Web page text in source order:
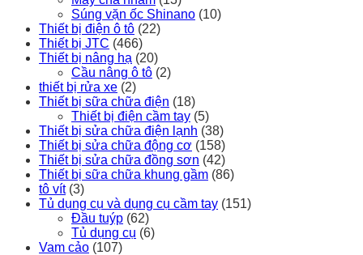
Súng vặn ốc Shinano (10)
Thiết bị điện ô tô (22)
Thiết bị JTC (466)
Thiết bị nâng hạ (20)
Cầu nâng ô tô (2)
thiết bị rửa xe (2)
Thiết bị sữa chữa điện (18)
Thiết bị điện cầm tay (5)
Thiết bị sửa chữa điện lạnh (38)
Thiết bị sửa chữa động cơ (158)
Thiết bị sửa chữa đồng sơn (42)
Thiết bị sữa chữa khung gầm (86)
tô vít (3)
Tủ dụng cụ và dụng cụ cầm tay (151)
Đầu tuýp (62)
Tủ dụng cụ (6)
Vam cảo (107)